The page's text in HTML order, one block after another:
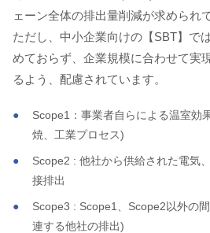
ェーン全体の排出量削減が求められ
ただし、中小企業向けの【SBT】で
めておらず、企業規模に合わせて実
るよう、配慮されています。
Scope1：事業者自らによる温室効
焼、工業プロセス)
Scope2 : 他社から供給された電気
接排出
Scope3 : Scope1、Scope2以外の
連する他社の排出)